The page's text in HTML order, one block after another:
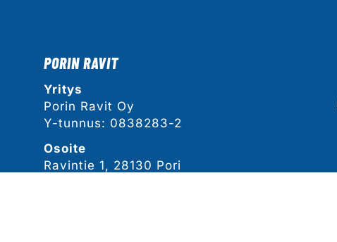
PORIN RAVIT
Yritys
Porin Ravit Oy
Y-tunnus: 0838283-2
Osoite
Ravintie 1, 28130 Pori